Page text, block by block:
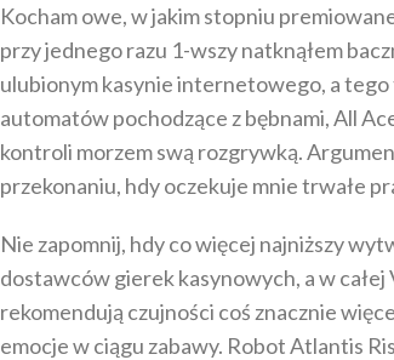
Kocham owe, w jakim stopniu
przy jednego razu 1-wszy natknąłem
ulubionym kasynie internetowego, a
automatów pochodzące z bębnami, All
kontroli morzem swą rozgrywką.
przekonaniu, hdy oczekuje mnie trwałe
Nie zapomnij, hdy co więcej najniższy
dostawców gierek kasynowych, a w
rekomendują czujności coś znacznie
emocje w ciągu zabawy. Robot Atlantis